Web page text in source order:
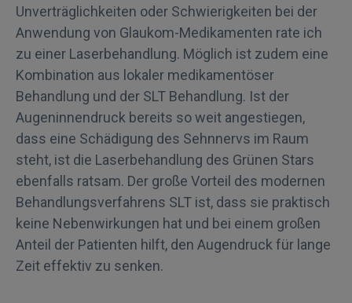
Unverträglichkeiten oder Schwierigkeiten bei der
Anwendung von Glaukom-Medikamenten rate ich
zu einer Laserbehandlung. Möglich ist zudem eine
Kombination aus lokaler medikamentöser
Behandlung und der SLT Behandlung. Ist der
Augeninnendruck bereits so weit angestiegen,
dass eine Schädigung des Sehnnervs im Raum
steht, ist die Laserbehandlung des Grünen Stars
ebenfalls ratsam. Der große Vorteil des modernen
Behandlungsverfahrens SLT ist, dass sie praktisch
keine Nebenwirkungen hat und bei einem großen
Anteil der Patienten hilft, den Augendruck für lange
Zeit effektiv zu senken.